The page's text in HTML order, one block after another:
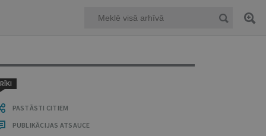
RĪKI
PASTĀSTI CITIEM
PUBLIKĀCIJAS ATSAUCE